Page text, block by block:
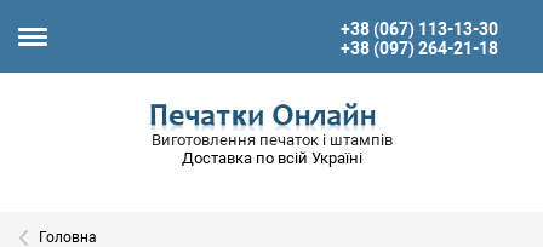
+38 (067) 113-13-30
+38 (097) 264-21-18
Виготовлення печаток і штампів
Доставка по всій Україні
Головна